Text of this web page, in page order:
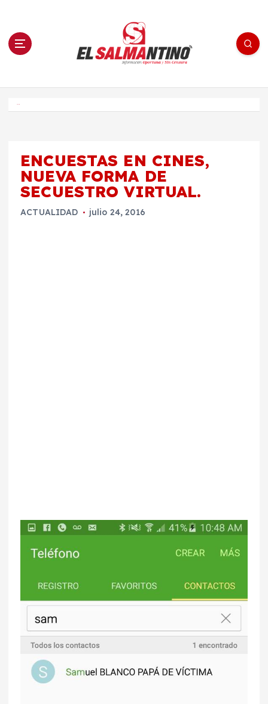
n El Salmantino - medios/noticias/editorial
ENCUESTAS EN CINES,
NUEVA FORMA DE
SECUESTRO VIRTUAL.
ACTUALIDAD julio 24, 2016